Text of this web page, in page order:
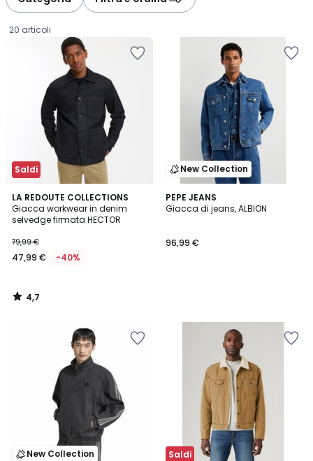
20 articoli
Saldi
LA REDOUTE COLLECTIONS
Giacca workwear in denim
selvedge firmata HECTOR
€
Invece
79,99
€
79,99 €
47,99 € -40%
4,7
/ 5
4,7
/
New Collection
PEPE JEANS
Giacca di jeans, ALBION
96,99 €
New Collection Saldi